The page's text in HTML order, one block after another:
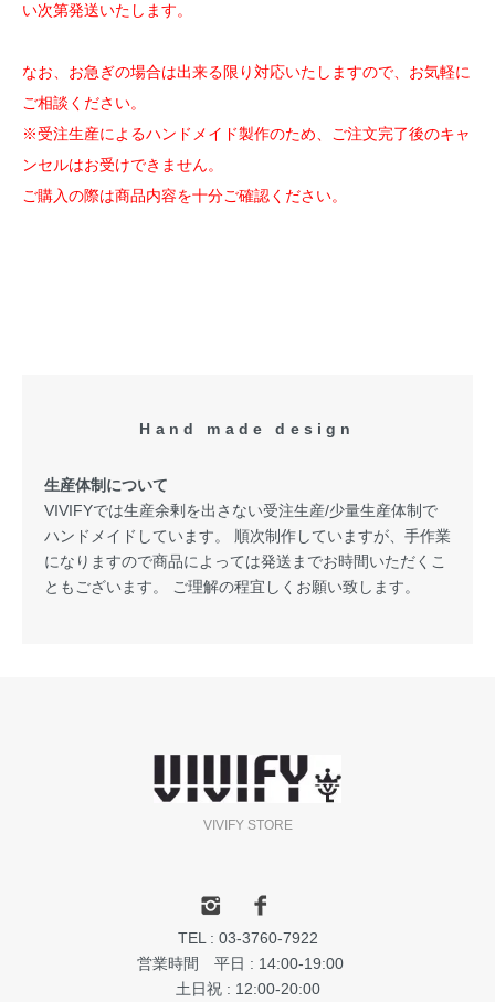
い次第発送いたします。
なお、お急ぎの場合は出来る限り対応いたしますので、お気軽に
ご相談ください。
※受注生産によるハンドメイド製作のため、ご注文完了後のキャ
ンセルはお受けできません。
ご購入の際は商品内容を十分ご確認ください。
Hand made design
生産体制について
VIVIFYでは生産余剰を出さない受注生産/少量生産体制で
ハンドメイドしています。 順次制作していますが、手作業
になりますので商品によっては発送までお時間いただくこ
ともございます。 ご理解の程宜しくお願い致します。
VIVIFY STORE
TEL : 03-3760-7922
営業時間 平日 : 14:00-19:00
土日祝 : 12:00-20:00